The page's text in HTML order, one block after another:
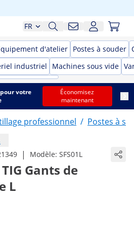
FR
d'atelier Postes à souder
industriel Machines sous vide
votre
Économisez
maintenant
professionnel / Postes à
| Modèle: SFS01L
Gants de
L